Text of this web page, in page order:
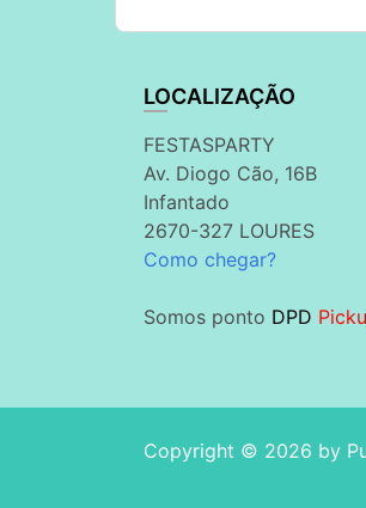
LOCALIZAÇÃO
FESTASPARTY
Av. Diogo Cão, 16B
Infantado
2670-327 LOURES
Como chegar?
Somos ponto DPD
Copyright © 2026 by